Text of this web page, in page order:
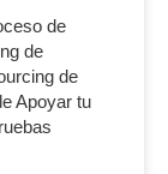
de
de
de
Apoyar tu